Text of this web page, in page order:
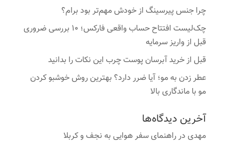
چرا جنس پیرسینگ از خودش مهم‌تر بود برام؟
چک‌لیست افتتاح حساب واقعی فارکس؛ ۱۰ بررسی ضروری
قبل از واریز سرمایه
قبل از خرید آبرسان پوست چرب این نکات را بدانید
عطر زدن به مو؛ آیا ضرر دارد؟ بهترین روش خوشبو کردن
مو با ماندگاری بالا
آخرین دیدگاه‌ها
مهدیدرراهنمای سفر هوایی به نجف و کربلا